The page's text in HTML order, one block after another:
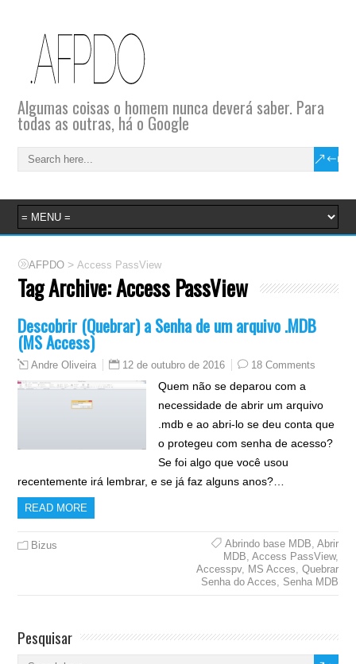
Algumas coisas o homem nunca deverá saber. Para
todas as outras, há o Google
AFPDO >Access PassView
Tag Archive:Access PassView
Descobrir (Quebrar) a Senha de um arquivo .MDB
(MS Access)
Andre Oliveira 12 de outubro de 2016 18 Comments
Quem não se deparou com a
necessidade de abrir um arquivo
.mdb e ao abri-lo se deu conta que
o protegeu com senha de acesso?
Se foi algo que você usou
recentemente irá lembrar, e se já faz alguns anos?…
READ MORE
Bizus Abrindo base MDB, Abrir
MDB, Access PassView,
Accesspv, MS Acces, Quebrar
Senha do Acces, Senha MDB
Pesquisar